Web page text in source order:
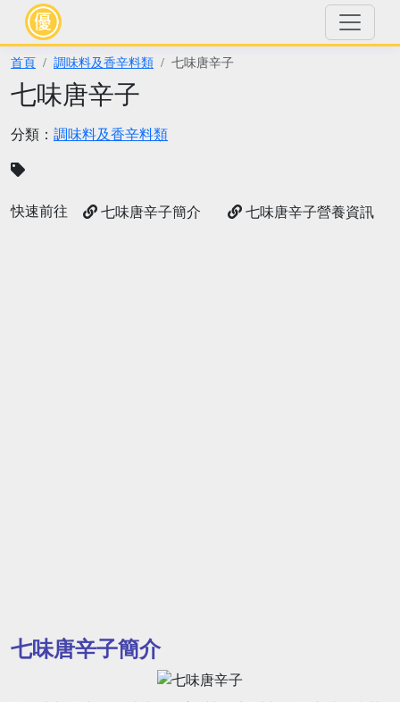
首頁 調味料及香辛料類 七味唐辛子
七味唐辛子
分類： 調味料及香辛料類
快速前往 七味唐辛子簡介 七味唐辛子營養資訊
七味唐辛子簡介